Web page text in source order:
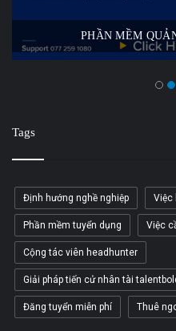
PHẦN MỀM
Tags
Định hướng nghề nghiệp Việc
Phần mềm tuyển dụng Việc
Cộng tác viên headhunter
Giải pháp tiến cử nhân tài
Đăng tuyển miễn phí Thuê